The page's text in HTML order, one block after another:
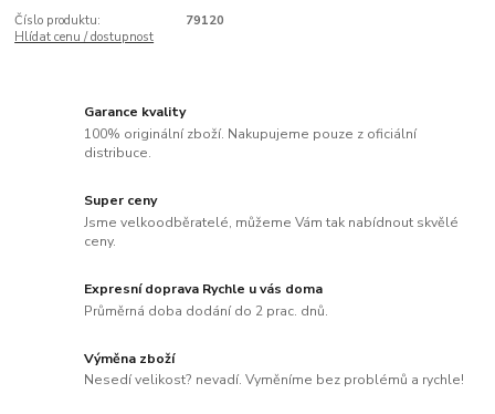
Číslo produktu:
79120
Hlídat cenu / dostupnost
Garance kvality
100% originální zboží. Nakupujeme pouze z oficiální
distribuce.
Super ceny
Jsme velkoodběratelé, můžeme Vám tak nabídnout skvělé
ceny.
Expresní doprava Rychle u vás doma
Průměrná doba dodání do 2 prac. dnů.
Výměna zboží
Nesedí velikost? nevadí. Vyměníme bez problémů a rychle!